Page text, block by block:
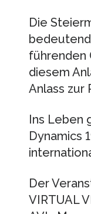
Die
führenden
diesem
Anlass zur
Ins Leben
Dynamics
Der
VIRTUAL